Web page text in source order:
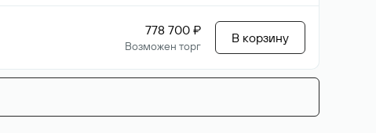
778 700 ₽
Возможен торг
В корзину